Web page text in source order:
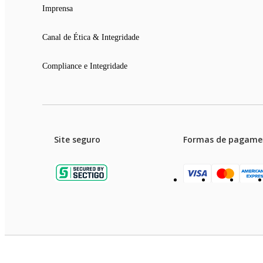
É só colocar a criatividade em ação e cozinhar diversas delícias.
UM ANO DE GARANTIA MONDIAL: A Mondial é a escolha de
Imprensa
Canal de Ética & Integridade
Compliance e Integridade
Site seguro Formas de